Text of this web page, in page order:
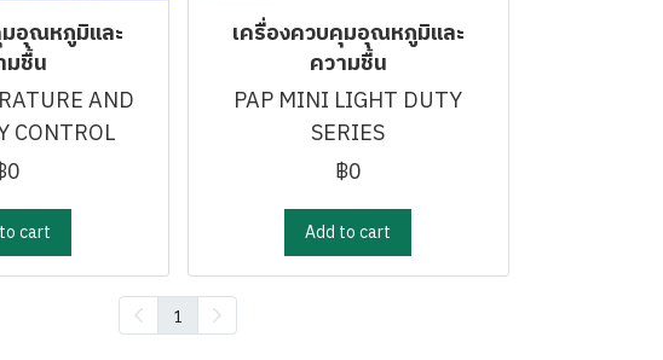
อุณหภูมิและ
มชื้น
AND
CONTROL
0
cart
เครื่องควบคุมอุณหภูมิและ
ความชื้น
PAP MINI LIGHT DUTY
SERIES
฿0
Add to cart
1